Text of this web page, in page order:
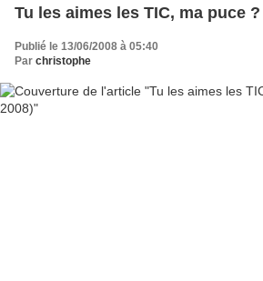
Tu les aimes les TIC, ma puce
Publié le 13/06/2008 à 05:40
Par christophe